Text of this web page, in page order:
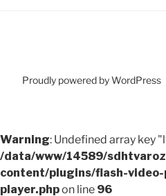
Proudly powered by WordPress
Warning: Undefined array key
/data/www/14589/
content/plugins/flash-
player.phpon line 96